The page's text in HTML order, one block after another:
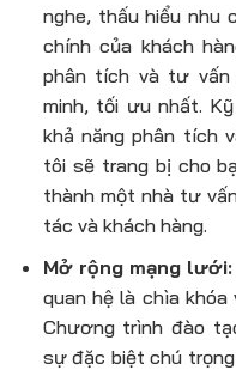
nghe, thấu hiểu nhu
chính của khách
phân tích và tư vấn
minh, tối ưu nhất.
khả năng phân tích
tôi sẽ trang bị cho
thành một nhà tư
tác và khách hàng.
Mở rộng mạng lưới:
quan hệ là chìa
Chương trình đào
sựđặc biệt chú trọng